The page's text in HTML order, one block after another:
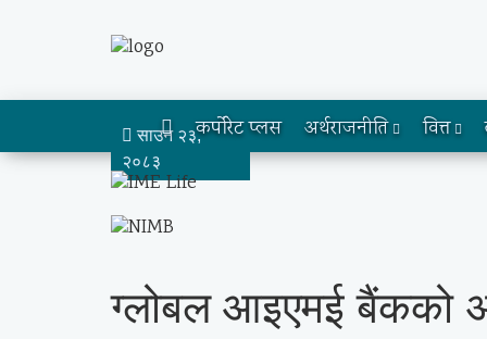
साउन २३,
२०८३
कर्पोरेट प्लस अर्थराजनीति वित्त
ग्लोबल आइएमई बैंकको